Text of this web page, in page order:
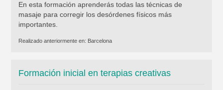
En esta formación aprenderás todas las técnicas de
masaje para corregir los desórdenes físicos más
importantes.
Realizado anteriormente en: Barcelona
Formación inicial en terapias creativas